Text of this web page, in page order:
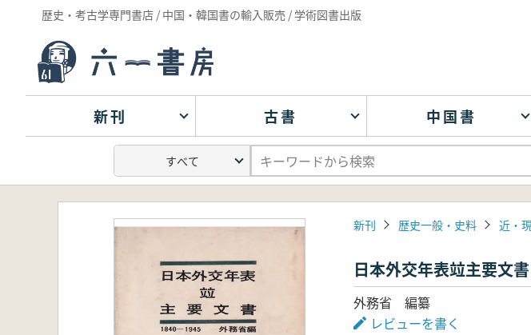
歴史・考古学専門書店 / 中国・韓国書の輸入販売 / 学術図書出版
新刊 古書 中国書
新刊 歴史一般・史料 近・
日本外交年表竝主要
外務省 編纂
レビューを書く